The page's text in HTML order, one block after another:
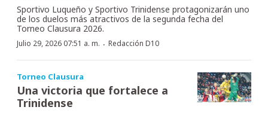
Sportivo Luqueño y Sportivo Trinidense protagonizarán uno
de los duelos más atractivos de la segunda fecha del
Torneo Clausura 2026.
Julio 29, 2026 07:51 a. m. · Redacción D10
Torneo Clausura
Una victoria que fortalece a
Trinidense